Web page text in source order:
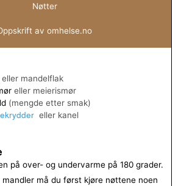
Nøtter
Oppskrift av omhelse.no
eller mandelflak
eller meierismør
(mengde etter smak)
eller kanel
på over- og undervarme på 180 grader.
mandler må du først kjøre nøttene noen